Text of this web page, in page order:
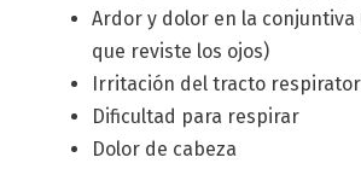
Ardor y dolor en la conjuntiva
que reviste los ojos)
Irritación del tracto
Dificultad para respirar
Dolor de cabeza